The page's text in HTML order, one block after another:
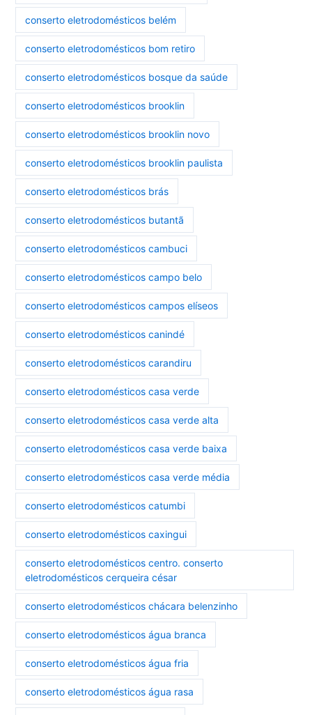
conserto eletrodomésticos belém
conserto eletrodomésticos bom retiro
conserto eletrodomésticos bosque da saúde
conserto eletrodomésticos brooklin
conserto eletrodomésticos brooklin novo
conserto eletrodomésticos brooklin paulista
conserto eletrodomésticos brás
conserto eletrodomésticos butantã
conserto eletrodomésticos cambuci
conserto eletrodomésticos campo belo
conserto eletrodomésticos campos elíseos
conserto eletrodomésticos canindé
conserto eletrodomésticos carandiru
conserto eletrodomésticos casa verde
conserto eletrodomésticos casa verde alta
conserto eletrodomésticos casa verde baixa
conserto eletrodomésticos casa verde média
conserto eletrodomésticos catumbi
conserto eletrodomésticos caxingui
conserto eletrodomésticos centro. conserto
eletrodomésticos cerqueira césar
conserto eletrodomésticos chácara belenzinho
conserto eletrodomésticos água branca
conserto eletrodomésticos água fria
conserto eletrodomésticos água rasa